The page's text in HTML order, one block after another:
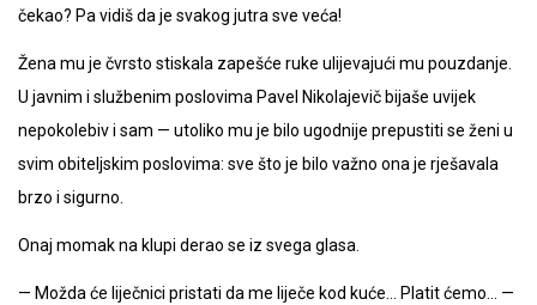
čekao? Pa vidiš da je svakog jutra sve veća!
Žena mu je čvrsto stiskala zapešće ruke ulijevajući mu pouzdanje.
U javnim i službenim poslovima Pavel Nikolajevič bijaše uvijek
nepokolebiv i sam — utoliko mu je bilo ugodnije prepustiti se ženi u
svim obiteljskim poslovima: sve što je bilo važno ona je rješavala
brzo i sigurno.
Onaj momak na klupi derao se iz svega glasa.
— Možda će liječnici pristati da me liječe kod kuće… Platit ćemo… —